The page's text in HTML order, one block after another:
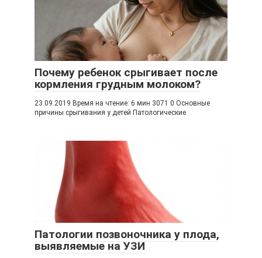
Почему ребенок срыгивает после
кормления грудным молоком?
23.09.2019 Время на чтение: 6 мин 3071 0 Основные
причины срыгивания у детей Патологические
Патологии позвоночника у плода,
выявляемые на УЗИ